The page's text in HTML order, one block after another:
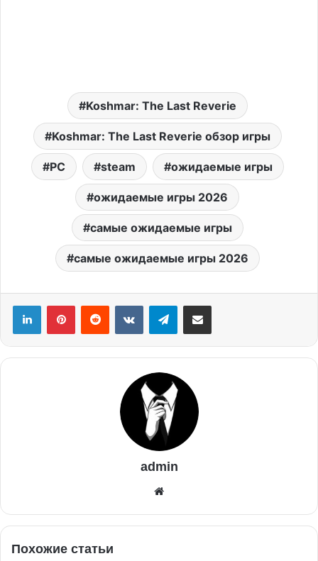
Koshmar: The Last Reverie
Koshmar: The Last Reverie обзор игры
PC steam ожидаемые игры
ожидаемые игры 2026
самые ожидаемые игры
самые ожидаемые игры 2026
admin
Похожие статьи